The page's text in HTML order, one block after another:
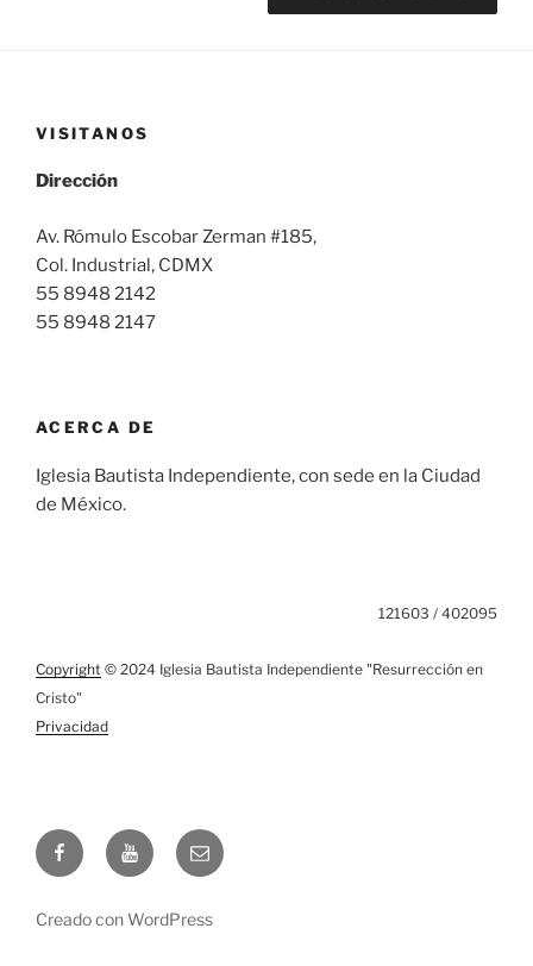
VISITANOS
Dirección
Av. Rómulo Escobar Zerman #185,
Col. Industrial, CDMX
55 8948 2142
55 8948 2147
ACERCA DE
Iglesia Bautista Independiente, con sede en la Ciudad
de México.
121603 / 402095
Copyright © 2024 Iglesia Bautista Independiente "Resurrección en
Cristo"
Privacidad
FacebookYouTubeEmail
Creado con WordPress